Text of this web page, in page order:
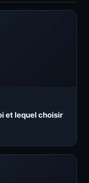
et lequel choisir